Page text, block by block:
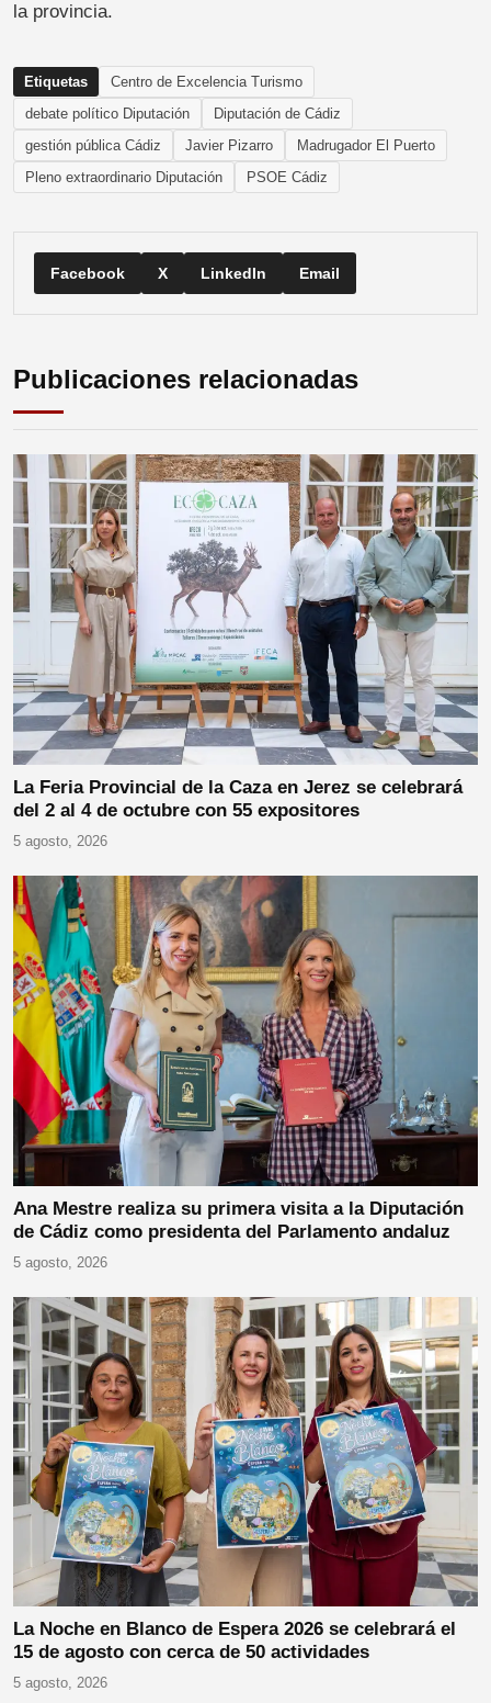
la provincia.
Etiquetas
Centro de Excelencia Turismo
debate político Diputación
Diputación de Cádiz
gestión pública Cádiz
Javier Pizarro
Madrugador El Puerto
Pleno extraordinario Diputación
PSOE Cádiz
Facebook X LinkedIn Email
Publicaciones relacionadas
La Feria Provincial de la Caza en Jerez se celebrará
del 2 al 4 de octubre con 55 expositores
5 agosto, 2026
Ana Mestre realiza su primera visita a la Diputación
de Cádiz como presidenta del Parlamento andaluz
5 agosto, 2026
La Noche en Blanco de Espera 2026 se celebrará el
15 de agosto con cerca de 50 actividades
5 agosto, 2026